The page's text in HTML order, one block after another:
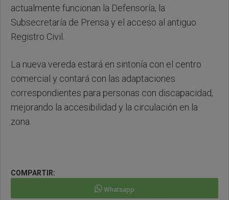
actualmente funcionan la Defensoría, la
Subsecretaría de Prensa y el acceso al antiguo
Registro Civil.
La nueva vereda estará en sintonía con el centro
comercial y contará con las adaptaciones
correspondientes para personas con discapacidad,
mejorando la accesibilidad y la circulación en la
zona.
COMPARTIR:
Whatsapp